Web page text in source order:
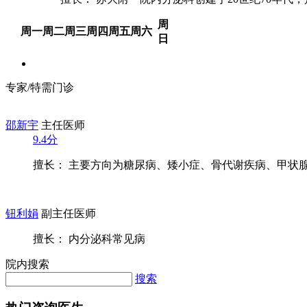
周一周二周三周四 周五周六
周
日
专家/特需门诊
邵新宇 主任医师
9.4分
擅长： 主要方向为糖尿病、矮小症、骨代谢疾病、甲状
钮利娟 副主任医师
擅长： 内分泌科常见病
院内搜索
搜索